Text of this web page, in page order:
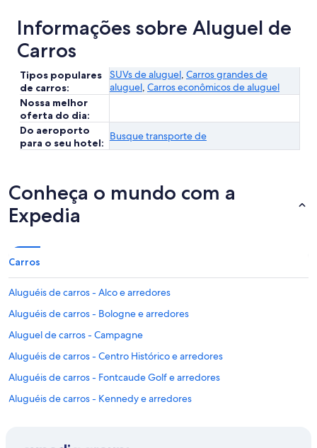
Informações sobre Aluguel de
Carros
Tipos populares
de carros:
SUVs de aluguel, Carros grandes de
aluguel, Carros econômicos de aluguel
Nossa melhor
oferta do dia:
Do aeroporto
para o seu hotel:
Busque transporte de
Conheça o mundo com a
Expedia
Carros
Aluguéis de carros - Alco e arredores
Aluguéis de carros - Bologne e arredores
Aluguel de carros - Campagne
Aluguéis de carros - Centro Histórico e arredores
Aluguéis de carros - Fontcaude Golf e arredores
Aluguéis de carros - Kennedy e arredores